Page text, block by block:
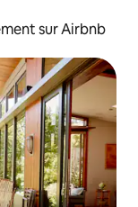
sur Airbnb